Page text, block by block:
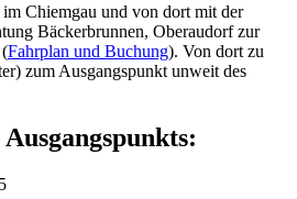
Chiemgau und von dort mit der
Bäckerbrunnen, Oberaudorf zur
Fahrplan und Buchung). Von dort zu
zum Ausgangspunkt unweit des